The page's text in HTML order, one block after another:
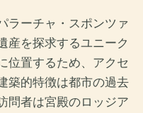
ラーチャ・スポンツァ
産を探求するユニーク
位置するため、アクセ
築的特徴は都市の過去
問者は宮殿のロッジア